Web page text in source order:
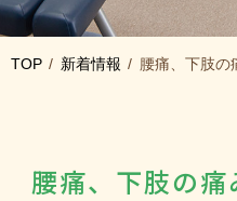
TOP 新着情報 腰痛、下肢の
腰痛、下肢の